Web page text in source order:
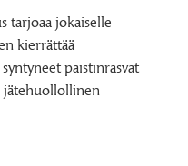
tarjoaa jokaiselle
kierrättää
paistinrasvat
jätehuollollinen